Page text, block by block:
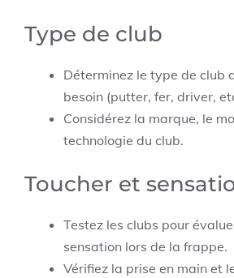
Type de club
Déterminez le type de club
besoin (putter, fer, driver,
Considérez la marque, le
technologie du club.
Toucher et
Testez les clubs pour
sensation lors de la frappe.
Vérifiez la prise en main et